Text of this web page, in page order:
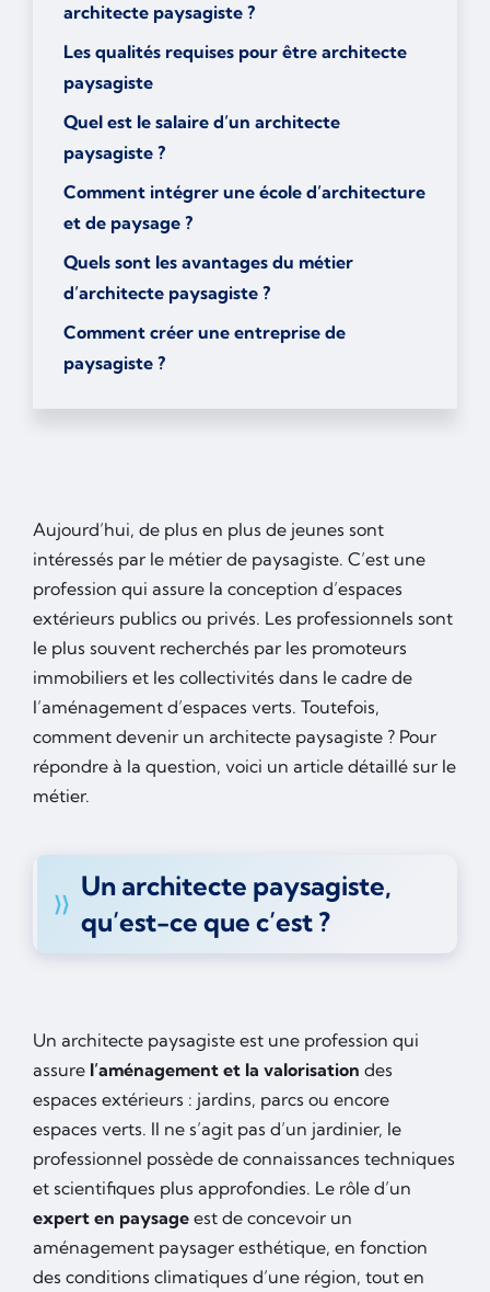
architecte paysagiste ?
Les qualités requises pour être architecte
paysagiste
Quel est le salaire d’un architecte
paysagiste ?
Comment intégrer une école d’architecture
et de paysage ?
Quels sont les avantages du métier
d’architecte paysagiste ?
Comment créer une entreprise de
paysagiste ?
Aujourd’hui, de plus en plus de jeunes sont
intéressés par le métier de paysagiste. C’est une
profession qui assure la conception d’espaces
extérieurs publics ou privés. Les professionnels sont
le plus souvent recherchés par les promoteurs
immobiliers et les collectivités dans le cadre de
l’aménagement d’espaces verts. Toutefois,
comment devenir un architecte paysagiste ? Pour
répondre à la question, voici un article détaillé sur le
métier.
Un architecte paysagiste,
qu’est-ce que c’est ?
Un architecte paysagiste est une profession qui
assure l’aménagement et la valorisation des
espaces extérieurs : jardins, parcs ou encore
espaces verts. Il ne s’agit pas d’un jardinier, le
professionnel possède de connaissances techniques
et scientifiques plus approfondies. Le rôle d’un
expert en paysage est de concevoir un
aménagement paysager esthétique, en fonction
des conditions climatiques d’une région, tout en